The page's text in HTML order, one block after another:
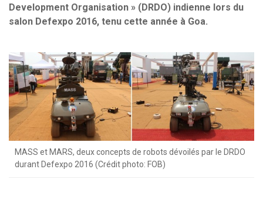
Development Organisation » (DRDO) indienne lors du
salon Defexpo 2016, tenu cette année à Goa.
MASS et MARS, deux concepts de robots dévoilés par le DRDO
durant Defexpo 2016 (Crédit photo: FOB)